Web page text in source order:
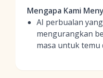
Mengapa Kami
AI perbualan
mengurangkan
masa untuk temu